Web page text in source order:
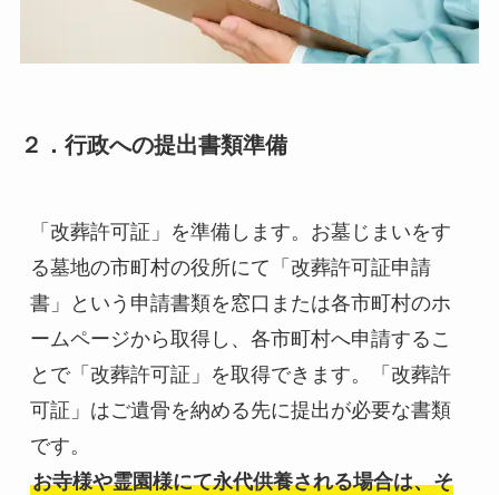
２．行政への提出書類準備
「改葬許可証」を準備します。お墓じまいをす
る墓地の市町村の役所にて「改葬許可証申請
書」という申請書類を窓口または各市町村のホ
ームページから取得し、各市町村へ申請するこ
とで「改葬許可証」を取得できます。「改葬許
可証」はご遺骨を納める先に提出が必要な書類
お寺様や霊園様にて永代供養される場合は、そ